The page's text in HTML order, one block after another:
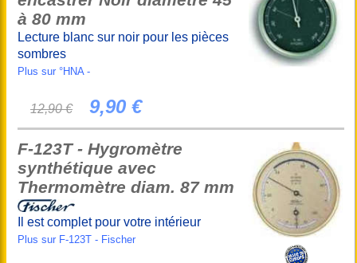
à 80 mm
Lecture blanc sur noir pour les pièces
sombres
Plus sur °HNA -
12,90 € 9,90 €
F-123T - Hygromètre
synthétique avec
Thermomètre diam. 87 mm
Il est complet pour votre intérieur
Plus sur F-123T - Fischer